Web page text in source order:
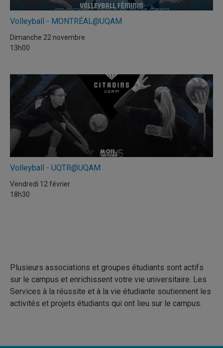
Volleyball - MONTRÉAL@UQAM
Dimanche 22 novembre
13h00
Volleyball - UQTR@UQAM
Vendredi 12 février
18h30
Plusieurs associations et groupes étudiants sont actifs
sur le campus et enrichissent votre vie universitaire. Les
Services à la réussite et à la vie étudiante soutiennent les
activités et projets étudiants qui ont lieu sur le campus.